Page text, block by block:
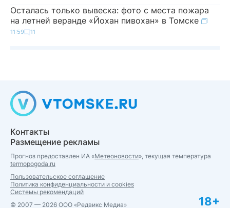
Осталась только вывеска: фото с места пожара
на летней веранде «Йохан пивохан» в Томске
11:59 11
Контакты
Размещение рекламы
Прогноз предоставлен ИА «Метеоновости», текущая температура
termopogoda.ru
Пользовательское соглашение
Политика конфиденциальности и cookies
Системы рекомендаций
© 2007 — 2026 ООО «Редвикс Медиа»
18+